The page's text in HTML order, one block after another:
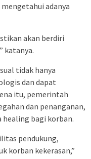
adanya
akan berdiri
katanya.
tidak hanya
dan dapat
itu, pemerintah
dan penanganan,
bagi korban.
pendukung,
korban kekerasan,”